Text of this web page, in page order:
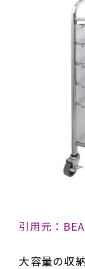
引用元：
大容量の収